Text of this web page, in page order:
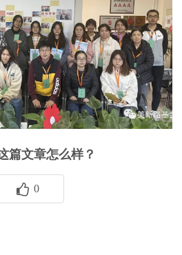
篇文章怎么样？
0